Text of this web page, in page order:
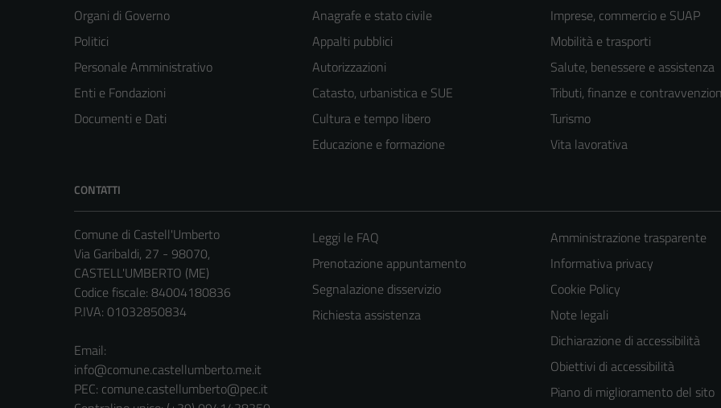
Organi di Governo
Politici
Personale Amministrativo
Enti e Fondazioni
Documenti e Dati
Anagrafe e stato civile
Appalti pubblici
Autorizzazioni
Catasto, urbanistica e SUE
Cultura e tempo libero
Educazione e formazione
Imprese, commercio e SUAP
Mobilità e trasporti
Salute, benessere e assistenza
Tributi, finanze e
Turismo
Vita lavorativa
CONTATTI
Comune di Castell'Umberto
Via Garibaldi, 27 - 98070,
CASTELL'UMBERTO (ME)
Codice fiscale: 84004180836
P.IVA: 01032850834
Email:
info@comune.castellumberto.me.it
PEC: comune.castellumberto@pec.it
Leggi le FAQ
Prenotazione appuntamento
Segnalazione disservizio
Richiesta assistenza
Amministrazione trasparente
Informativa privacy
Cookie Policy
Note legali
Dichiarazione di accessibilità
Obiettivi di accessibilità
Piano di miglioramento del sito
Tecnici
Questi cookie
sono necessari
funzionamento